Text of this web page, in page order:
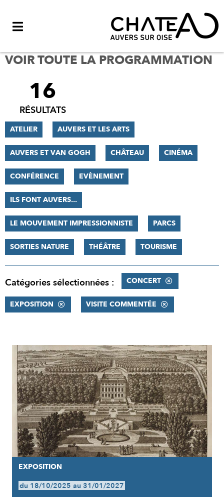
VOIR TOUTE LA PROGRAMMATION
FILTRER
RÉSULTATS
16
RÉSULTATS
ATELIER AUVERS ET LES ARTS
AUVERS ET VAN GOGH CHÂTEAU CINÉMA
CONFÉRENCE EVÈNEMENT
ILS FONT AUVERS...
LE MOUVEMENT IMPRESSIONNISTE PARCS
SORTIES NATURE THÉÂTRE TOURISME
Catégories sélectionnées : CONCERT
EXPOSITION VISITE COMMENTÉE
RÉSULTATS
EXPOSITION
du 18/10/2025 au 31/01/2027